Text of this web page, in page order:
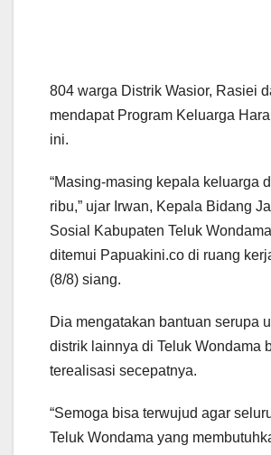
804 warga Distrik Wasior, Rasiei
mendapat Program Keluarga
ini.
“Masing-masing kepala keluarga
ribu,” ujar Irwan, Kepala Bidang
Sosial Kabupaten Teluk
ditemui Papuakini.co di ruang
(8/8) siang.
Dia mengatakan bantuan serupa
distrik lainnya di Teluk Wondama
terealisasi secepatnya.
“Semoga bisa terwujud agar
Teluk Wondama yang